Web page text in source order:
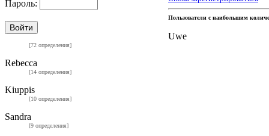
Пароль:
Пользователи с наибольшим
Uwe
[72 определения]
Rebecca
[14 определения]
Kiuppis
[10 определения]
Sandra
[9 определения]